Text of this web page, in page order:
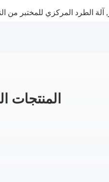
, آلة الطرد المركزي للمختبر من
المنتجات